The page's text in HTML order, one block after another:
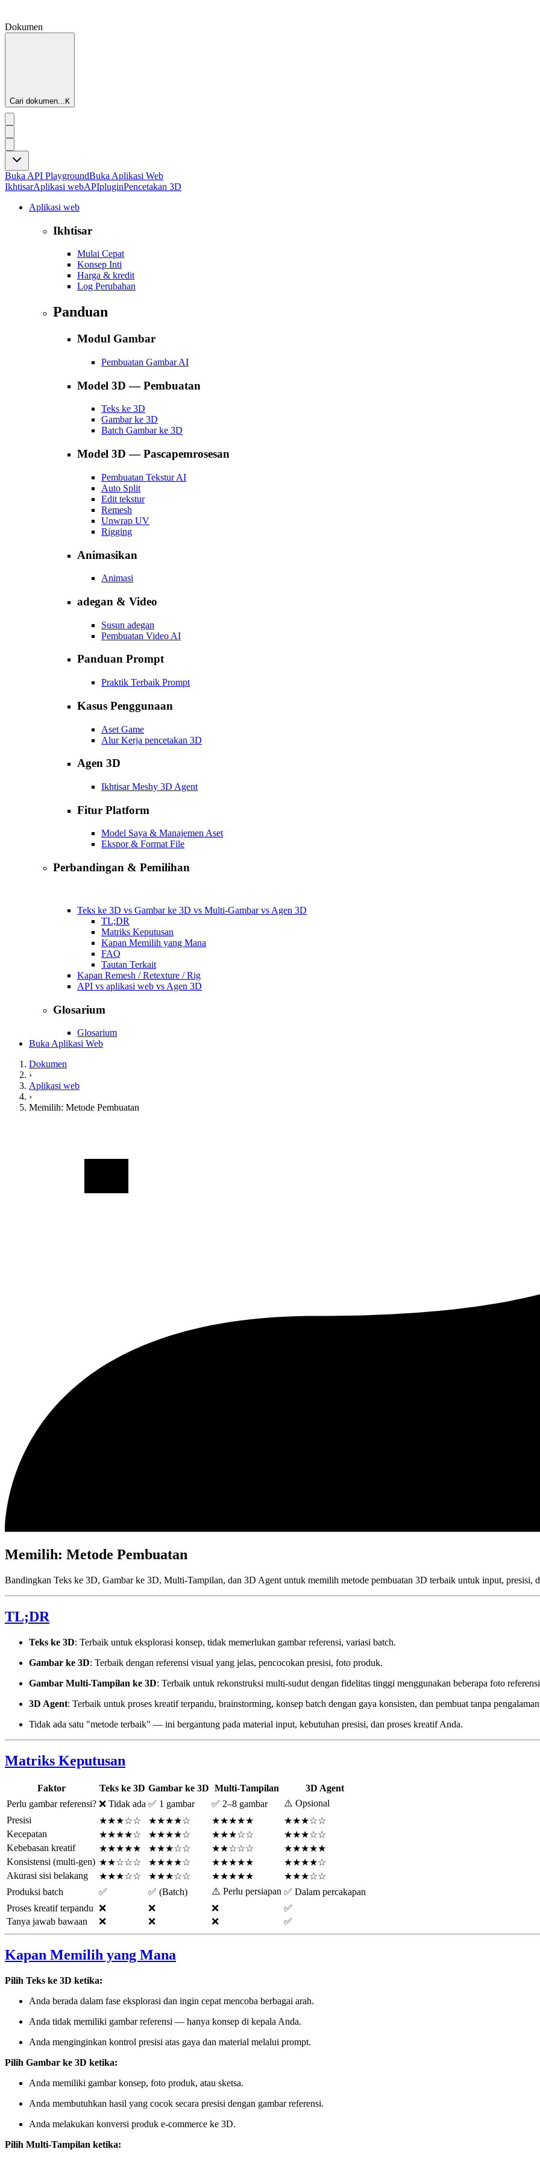
Dokumen
Cari dokumen...K
Buka API PlaygroundBuka Aplikasi Web
IkhtisarAplikasi webAPIpluginPencetakan 3D
Aplikasi web
Ikhtisar
Mulai Cepat
Konsep Inti
Harga & kredit
Log Perubahan
Panduan
Modul Gambar
Pembuatan Gambar AI
Model 3D — Pembuatan
Teks ke 3D
Gambar ke 3D
Batch Gambar ke 3D
Model 3D — Pascapemrosesan
Pembuatan Tekstur AI
Auto Split
Edit tekstur
Remesh
Unwrap UV
Rigging
Animasikan
Animasi
adegan & Video
Susun adegan
Pembuatan Video AI
Panduan Prompt
Praktik Terbaik Prompt
Kasus Penggunaan
Aset Game
Alur Kerja pencetakan 3D
Agen 3D
Ikhtisar Meshy 3D Agent
Fitur Platform
Model Saya & Manajemen Aset
Ekspor & Format File
Perbandingan & Pemilihan
Teks ke 3D vs Gambar ke 3D vs Multi-Gambar vs Agen 3D
TL;DR
Matriks Keputusan
Kapan Memilih yang Mana
FAQ
Tautan Terkait
Kapan Remesh / Retexture / Rig
API vs aplikasi web vs Agen 3D
Glosarium
Glosarium
Buka Aplikasi Web
Dokumen
›
Aplikasi web
›
Memilih: Metode Pembuatan
Memilih: Metode Pembuatan
Bandingkan Teks ke 3D, Gambar ke 3D, Multi-Tampilan, dan 3D Agent untuk memilih metode pembuatan 3D terbaik untuk input, presisi,
TL;DR
Teks ke 3D: Terbaik untuk eksplorasi konsep, tidak memerlukan gambar referensi, variasi batch.
Gambar ke 3D: Terbaik dengan referensi visual yang jelas, pencocokan presisi, foto produk.
Gambar Multi-Tampilan ke 3D: Terbaik untuk rekonstruksi multi-sudut dengan fidelitas tinggi menggunakan beberapa foto
3D Agent: Terbaik untuk proses kreatif terpandu, brainstorming, konsep batch dengan gaya konsisten, dan pembuat tanpa
Tidak ada satu "metode terbaik" — ini bergantung pada material input, kebutuhan presisi, dan proses kreatif Anda.
Matriks Keputusan
Faktor Teks ke 3D Gambar ke 3D Multi-Tampilan
3D Agent
Perlu gambar referensi? ❌ Tidak ada ✅ 1 gambar ✅ 2–8 gambar
⚠️ Opsional
Presisi
★★★☆☆ ★★★★☆ ★★★★★
★★★☆☆
Kecepatan
★★★★☆ ★★★★☆ ★★★☆☆
★★★☆☆
Kebebasan kreatif
★★★★★ ★★★☆☆ ★★☆☆☆
★★★★★
Konsistensi (multi-gen) ★★☆☆☆ ★★★★☆ ★★★★★
★★★★☆
Akurasi sisi belakang
★★★☆☆ ★★★☆☆ ★★★★★
★★★☆☆
Produksi batch
✅ ✅ (Batch) ⚠️ Perlu persiapan ✅ Dalam percakapan
Proses kreatif terpandu ❌ ❌ ❌
✅
Tanya jawab bawaan
❌ ❌ ❌ ✅
Kapan Memilih yang Mana
Pilih Teks ke 3D ketika:
Anda berada dalam fase eksplorasi dan ingin cepat mencoba berbagai arah.
Anda tidak memiliki gambar referensi — hanya konsep di kepala Anda.
Anda menginginkan kontrol presisi atas gaya dan material melalui prompt.
Pilih Gambar ke 3D ketika:
Anda memiliki gambar konsep, foto produk, atau sketsa.
Anda membutuhkan hasil yang cocok secara presisi dengan gambar referensi.
Anda melakukan konversi produk e-commerce ke 3D.
Pilih Multi-Tampilan ketika: